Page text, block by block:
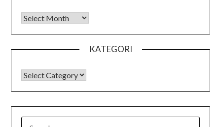
Arsip
KATEGORI
KATEGORI